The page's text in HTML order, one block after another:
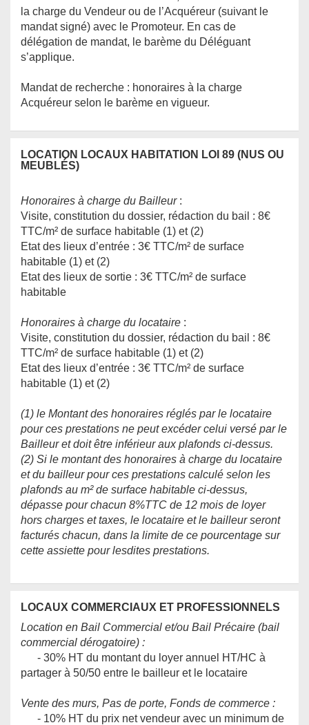
la charge du Vendeur ou de l’Acquéreur (suivant le
mandat signé) avec le Promoteur. En cas de
délégation de mandat, le barème du Déléguant
s’applique.
Mandat de recherche : honoraires à la charge
Acquéreur selon le barème en vigueur.
LOCATION LOCAUX HABITATION LOI 89 (NUS OU
MEUBLÉS)
Honoraires à charge du Bailleur:
Visite, constitution du dossier, rédaction du bail : 8€
TTC/m² de surface habitable (1) et (2)
Etat des lieux d’entrée : 3€ TTC/m² de surface
habitable (1) et (2)
Etat des lieux de sortie : 3€ TTC/m² de surface
habitable
Honoraires à charge du locataire :
Visite, constitution du dossier, rédaction du bail : 8€
TTC/m² de surface habitable (1) et (2)
Etat des lieux d’entrée : 3€ TTC/m² de surface
habitable (1) et (2)
(1) le Montant des honoraires réglés par le locataire
pour ces prestations ne peut excéder celui versé par le
Bailleur et doit être inférieur aux plafonds ci-dessus.
(2) Si le montant des honoraires à charge du locataire
et du bailleur pour ces prestations calculé selon les
plafonds au m² de surface habitable ci-dessus,
dépasse pour chacun 8%TTC de 12 mois de loyer
hors charges et taxes, le locataire et le bailleur seront
facturés chacun, dans la limite de ce pourcentage sur
cette assiette pour lesdites prestations.
LOCAUX COMMERCIAUX ET PROFESSIONNELS
Location en Bail Commercial et/ou Bail Précaire (bail
commercial dérogatoire) :
- 30% HT du montant du loyer annuel HT/HC à
partager à 50/50 entre le bailleur et le locataire
Vente des murs, Pas de porte, Fonds de commerce :
- 10% HT du prix net vendeur avec un minimum de